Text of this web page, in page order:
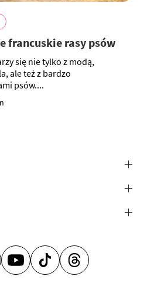
francuskie rasy psów
się nie tylko z modą,
ale też z bardzo
psów....
troskę –